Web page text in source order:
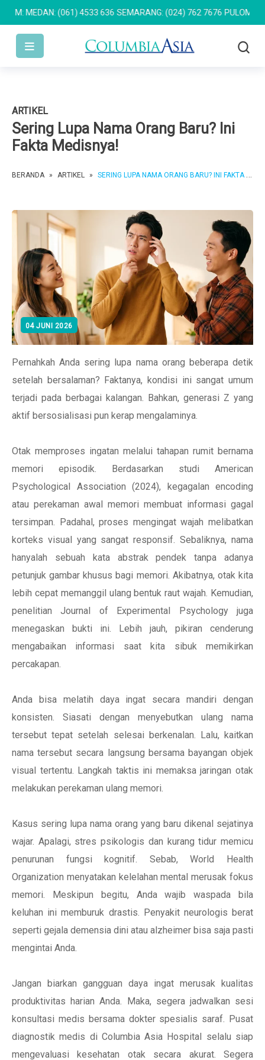
MEDAN: (061) 4533 636 SEMARANG: (024) 762 7676 PULOMAS:
ARTIKEL
Sering Lupa Nama Orang Baru? Ini
Fakta Medisnya!
BERANDA » ARTIKEL » SERING LUPA NAMA ORANG BARU? INI FAKTA MEDISNYA!
04 JUNI 2026
Pernahkah Anda sering lupa nama orang beberapa detik
setelah bersalaman? Faktanya, kondisi ini sangat umum
terjadi pada berbagai kalangan. Bahkan, generasi Z yang
aktif bersosialisasi pun kerap mengalaminya.
Otak memproses ingatan melalui tahapan rumit bernama
memori episodik. Berdasarkan studi American
Psychological Association (2024), kegagalan encoding
atau perekaman awal memori membuat informasi gagal
tersimpan. Padahal, proses mengingat wajah melibatkan
korteks visual yang sangat responsif. Sebaliknya, nama
hanyalah sebuah kata abstrak pendek tanpa adanya
petunjuk gambar khusus bagi memori. Akibatnya, otak kita
lebih cepat memanggil ulang bentuk raut wajah. Kemudian,
penelitian Journal of Experimental Psychology juga
menegaskan bukti ini. Lebih jauh, pikiran cenderung
mengabaikan informasi saat kita sibuk memikirkan
percakapan.
Anda bisa melatih daya ingat secara mandiri dengan
konsisten. Siasati dengan menyebutkan ulang nama
tersebut tepat setelah selesai berkenalan. Lalu, kaitkan
nama tersebut secara langsung bersama bayangan objek
visual tertentu. Langkah taktis ini memaksa jaringan otak
melakukan perekaman ulang memori.
Kasus sering lupa nama orang yang baru dikenal sejatinya
wajar. Apalagi, stres psikologis dan kurang tidur memicu
penurunan fungsi kognitif. Sebab, World Health
Organization menyatakan kelelahan mental merusak fokus
memori. Meskipun begitu, Anda wajib waspada bila
keluhan ini memburuk drastis. Penyakit neurologis berat
seperti gejala demensia dini atau alzheimer bisa saja pasti
mengintai Anda.
Jangan biarkan gangguan daya ingat merusak kualitas
produktivitas harian Anda. Maka, segera jadwalkan sesi
konsultasi medis bersama dokter spesialis saraf. Pusat
diagnostik medis di Columbia Asia Hospital selalu siap
mengevaluasi kesehatan otak secara akurat. Segera